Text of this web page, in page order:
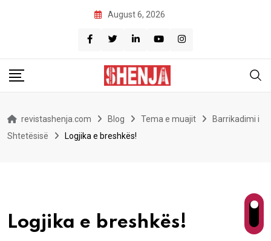
August 6, 2026
revistashenja.com Blog Tema e muajit
Barrikadimi i
Shtetësisë
Logjika e breshkës!
Logjika e breshkës!